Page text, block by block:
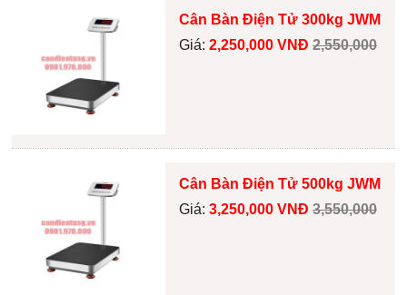
Cân Bàn Điện Tử 300kg JWM
Giá: 2,250,000 VNĐ 2,550,000
Cân Bàn Điện Tử 500kg JWM
Giá: 3,250,000 VNĐ 3,550,000